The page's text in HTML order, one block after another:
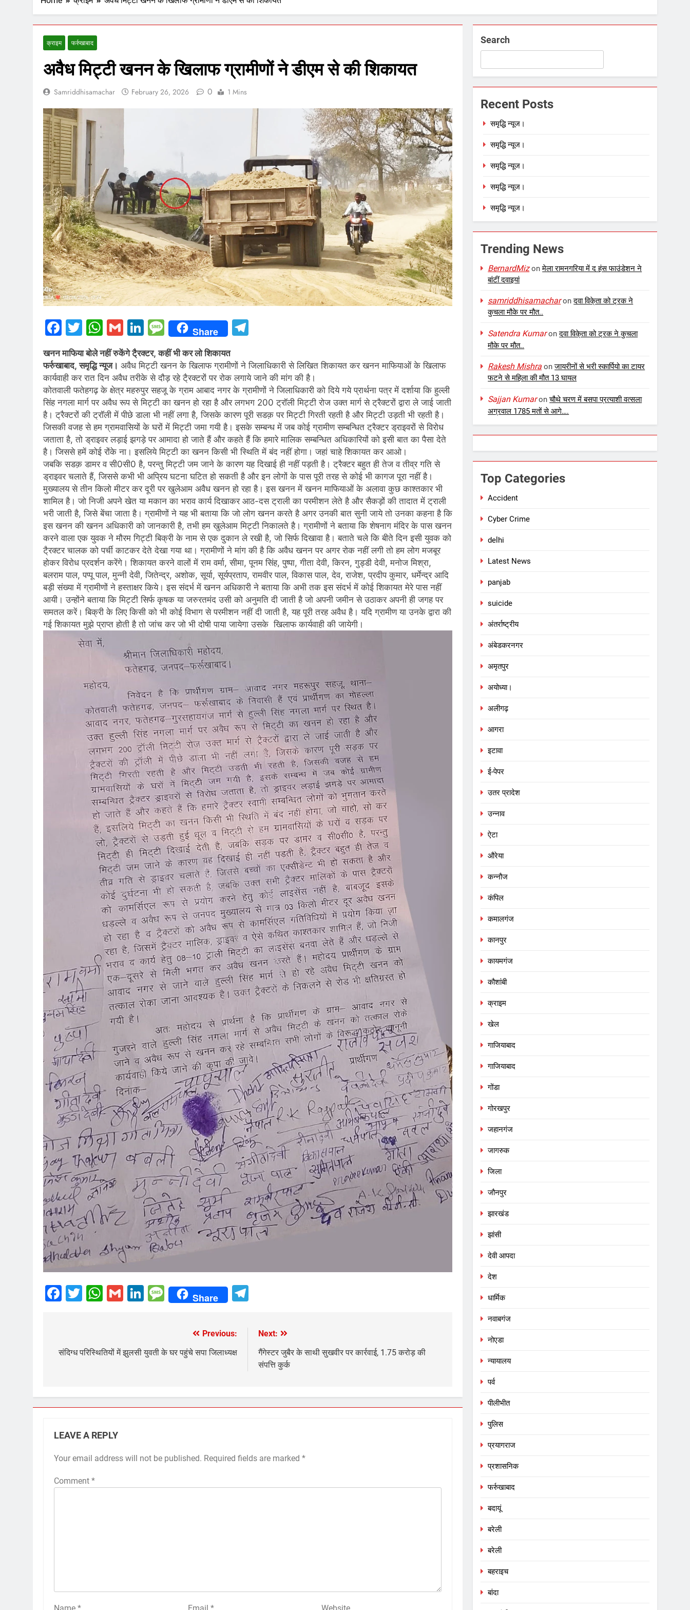
क्राइम फर्रुखाबाद
अवैध मिट्टी खनन के खिलाफ ग्रामीणों ने डीएम से की शिकायत
Samriddhisamachar February 26, 2026 0 1 Mins
Facebook
Twitter
WhatsApp
GmailLinkedIn
Message
Share
खनन माफिया बोले नहीं रुकेंगे टै्रक्टर, कहीं भी कर लो शिकायत
फर्रुखाबाद, समृद्धि न्यूज। अवैध मिट्टी खनन के खिलाफ ग्रामीणों ने जिलाधिकारी से लिखित शिकायत कर खनन माफियाओं के खिलाफ
कार्यवाही कर रात दिन अवैध तरीके से दौड़ रहे टै्रक्टरों पर रोक लगाये जाने की मांग की है।
कोतवाली फतेहगढ़ के क्षेत्र महरुपुर सहजू के ग्राम आबाद नगर के ग्रामीणों ने जिलाधिकारी को दिये गये प्रार्थना पत्र में दर्शाया कि हुल्ली
सिंह नगला मार्ग पर अवैध रूप से मिट्टी का खनन हो रहा है और लगभग 200 ट्रॉली मिट्टी रोज उक्त मार्ग से ट्रैक्टरों द्वारा ले जाई जाती
है। ट्रैक्टरों की ट्रॉली में पीछे डाला भी नहीं लगा है, जिसके कारण पूरी सडक़ पर मिट्टी गिरती रहती है और मिट्टी उड़ती भी रहती है।
जिसकी वजह से हम ग्रामवासियों के घरों में मिट्टी जमा गयी है। इसके सम्बन्ध में जब कोई ग्रामीण सम्बन्धित ट्रैक्टर ड्राइवरों से विरोध
जताता है, तो ड्राइवर लड़ाई झगड़े पर आमादा हो जाते हैं और कहते हैं कि हमारे मालिक सम्बन्धित अधिकारियों को इसी बात का पैसा देते
है। जिससे हमें कोई रोंके ना। इसलिये मिट्टी का खनन किसी भी स्थिति में बंद नहीं होगा। जहां चाहे शिकायत कर आओ।
जबकि सडक़ डामर व सी0सी0 है, परन्तु मिट्टी जम जाने के कारण यह दिखाई ही नहीं पड़ती है। ट्रैक्टर बहुत ही तेज व तीव्र गति से
ड्राइवर चलाते हैं, जिससे कभी भी अप्रिय घटना घटित हो सकती है और इन लोगों के पास पूरी तरह से कोई भी कागज पूरा नहीं है।
मुख्यालय से तीन किलो मीटर कर दूरी पर खुलेआम अवैध खनन हो रहा है। इस खनन में खनन माफियाओं के अलावा कुछ काश्तकार भी
शामिल है। जो निजी अपने खेत या मकान का भराव कार्य दिखाकर आठ-दस ट्राली का परमीशन लेते है और सैकड़ों की तादात में ट्राली
भरी जाती है, जिसे बेंचा जाता है। ग्रामीणों ने यह भी बताया कि जो लोग खनन करते है अगर उनकी बात सुनी जाये तो उनका कहना है कि
इस खनन की खनन अधिकारी को जानकारी है, तभी हम खुलेआम मिट्टी निकालते है। ग्रामीणों ने बताया कि शेषनाग मंदिर के पास खनन
करने वाला एक युवक ने मौरम गिट्टी बिक्री के नाम से एक दुकान ले रखी है, जो सिर्फ दिखावा है। बताते चले कि बीते दिन इसी युवक को
टै्रक्टर चालक को पर्ची काटकर देते देखा गया था। ग्रामीणों ने मांग की है कि अवैध खनन पर अगर रोक नहीं लगी तो हम लोग मजबूर
होकर विरोध प्रदर्शन करेंगे। शिकायत करने वालों में राम वर्मा, सीमा, पूनम सिंह, पुष्पा, गीता देवी, किरन, गुड्डी देवी, मनोज मिश्रा,
बलराम पाल, पप्पू पाल, मुन्नी देवी, जितेन्द्र, अशोक, सूर्या, सूर्यप्रताप, रामवीर पाल, विकास पाल, देव, राजेश, प्रदीप कुमार, धर्मेन्द्र आदि
बड़ी संख्या में ग्रामीणों ने हस्ताक्षर किये। इस संदर्भ में खनन अधिकारी ने बताया कि अभी तक इस संदर्भ में कोई शिकायत मेरे पास नहीं
आयी। उन्होंने बताया कि मिट्टी सिर्फ कृषक या जरुरतमंद उसी को अनुमति दी जाती है जो अपनी जमीन से उठाकर अपनी ही जगह पर
समतल करें। बिक्री के लिए किसी को भी कोई विभाग से परमीशन नहीं दी जाती है, यह पूरी तरह अवैध है। यदि ग्रामीण या उनके द्वारा की
गई शिकायत मुझे प्राप्त होती है तो जांच कर जो भी दोषी पाया जायेगा उसके खिलाफ कार्यवाही की जायेगी।
Facebook
Twitter
WhatsApp
GmailLinkedIn
Message
Share
navigation
Previous:
संदिग्ध परिस्थितियों में झुलसी युवती के घर पहुंचे सपा जिलाध्यक्ष
Next:
गैंगेस्टर जुबैर के साथी सुखवीर पर कार्रवाई, 1.75 करोड़ की
संपत्ति कुर्क
LEAVE A REPLY
Your email address will not be published. Required fields are marked *
Comment *
Search
Recent Posts
समृद्धि न्यूज।
समृद्धि न्यूज।
समृद्धि न्यूज।
समृद्धि न्यूज।
समृद्धि न्यूज।
Trending News
BernardMizonमेला रामनगरिया में द हंस फाउंडेशन ने
बांटीं दवाइयां
samriddhisamacharonदवा विके्ता को ट्रक ने
कुचला मौके पर मौत..
Satendra Kumaronदवा विके्ता को ट्रक ने कुचला
मौके पर मौत..
Rakesh Mishra onजायरीनों से भरी स्कार्पियो का टायर
फटने से महिला की मौत 13 घायल
Sajjan Kumaronचौथे चरण में बसपा प्रत्याशी वत्सला
अग्रवाल 1785 मतों से आगे….
Top Categories
Accident
Cyber Crime
delhi
Latest News
panjab
suicide
अंतर्राष्ट्रीय
अंबेडकरनगर
अमृतपुर
अयोध्या।
अलीगढ़
आगरा
इटावा
ई-पेपर
उतर प्रादेश
उन्नाव
ऐटा
औरेया
कन्नौज
कंपिल
कमालगंज
कानपुर
कायमगंज
कौशांबी
क्राइम
खेल
गाजियाबाद
गाजियाबाद
गोंडा
गोरखपुर
जहानगंज
जागरुक
जिला
जौनपुर
झारखंड
झांसी
देवी आपदा
देश
धार्मिक
नवाबगंज
नोएडा
न्यायालय
पर्व
पीलीभीत
पुलिस
प्रयागराज
प्रशासनिक
फर्रुखाबाद
बदायूं
बरेली
बरेली
बहराइच
बांदा